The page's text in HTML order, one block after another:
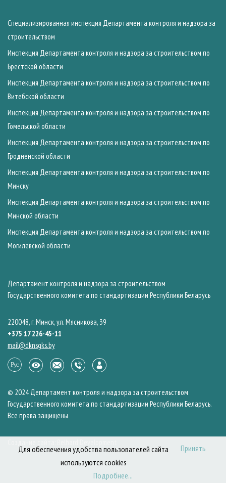
Специализированная инспекция Департамента контроля и надзора за
строительством
Инспекция Департамента контроля и надзора за строительством по
Брестской области
Инспекция Департамента контроля и надзора за строительством по
Витебской области
Инспекция Департамента контроля и надзора за строительством по
Гомельской области
Инспекция Департамента контроля и надзора за строительством по
Гродненской области
Инспекция Департамента контроля и надзора за строительством по
Минску
Инспекция Департамента контроля и надзора за строительством по
Минской области
Инспекция Департамента контроля и надзора за строительством по
Могилевской области
Департамент контроля и надзора за строительством
Государственного комитета по стандартизации Республики Беларусь
220048, г. Минск, ул. Мясникова, 39
+375 17 226-45-11
mail@dknsgks.by
© 2024 Департамент контроля и надзора за строительством
Государственного комитета по стандартизации Республики Беларусь.
Все права защищены
Принять
Для обеспечения удобства пользователей сайта
используются cookies
Подробнее...